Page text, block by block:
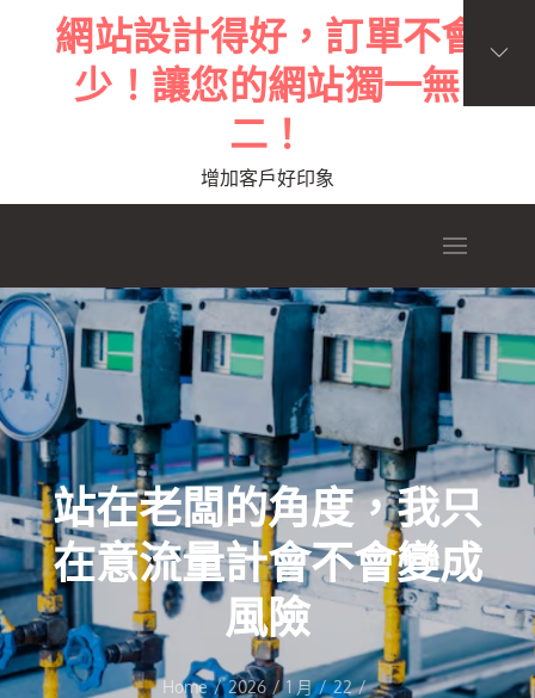
Skip
to
content
網站設計得好，訂單不會
少！讓您的網站獨一無
二！
增加客戶好印象
站在老闆的角度，我只
在意流量計會不會變成
風險
Home 2026 1 月
22